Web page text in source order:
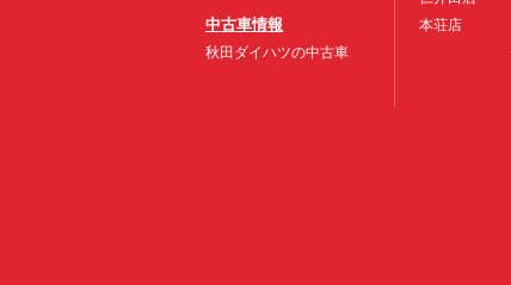
中古車情報
秋田ダイハツの中古車
本荘店